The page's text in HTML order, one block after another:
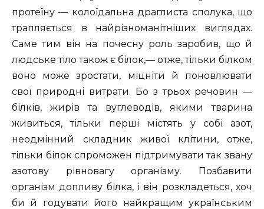
протеїну — колоїдальна драглиста сполука, що
трапляється в найрізноманітніших виглядах.
Саме тим він на почесну роль заробив, що й
людське тіло також є білок,— отже, тільки білком
воно може зростати, міцніти й поновлювати
свої природні витрати. Бо з трьох речовин —
білків, жирів та вуглеводів, якими тварина
живиться, тільки перші містять у собі азот,
неодмінний складник живої клітини, отже,
тільки білок спроможен підтримувати так звану
азотову рівновагу організму. Позбавити
організм допливу білка, і він розкладеться, хоч
би й годувати його найкращим українським